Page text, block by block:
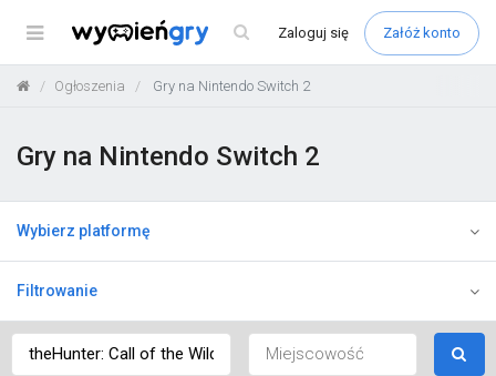
Menu Zaloguj się Załóż konto
Ogłoszenia Gry na Nintendo Switch 2
Gry na Nintendo Switch 2
Wybierz platformę
Filtrowanie